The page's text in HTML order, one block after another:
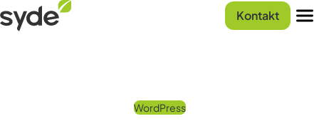
Zum
Inhalt
Syde
Startseite
Kontakt
WordPress